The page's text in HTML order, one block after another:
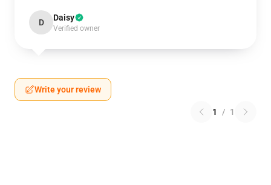
D Daisy
Verified owner
Write your review
1 / 1